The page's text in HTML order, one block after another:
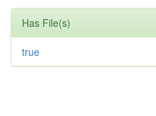
Has File(s)
true